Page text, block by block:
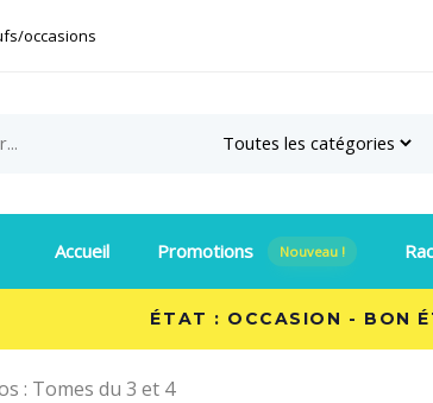
occasions
Accueil Promotions Nouveau !
ÉTAT : OCCASION - BON
: Tomes du 3 et 4